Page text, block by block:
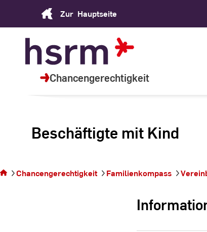
Zur Hauptseite
Chancengerechtigkeit
Beschäftigte mit Kind
SeiteChancengerechtigkeit Familienkompass